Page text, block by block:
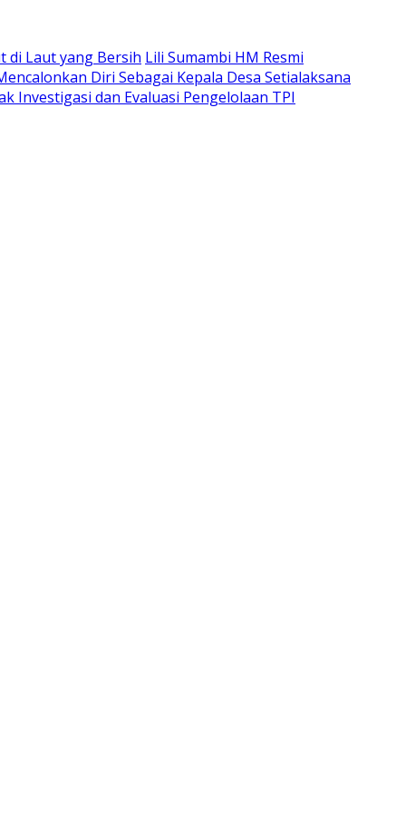
di Laut yang Bersih Lili Sumambi HM Resmi
Diri Sebagai Kepala Desa Setialaksana
Investigasi dan Evaluasi Pengelolaan TPI